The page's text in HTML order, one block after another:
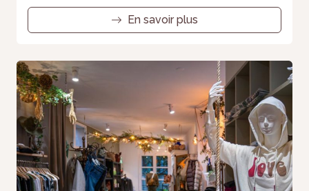
En savoir plus
fonction de la
façon dont le
site Web est
Experience
Afin que notre
site Web
fonctionne
aussi bien
que possible
lors de votre
visite. Si vous